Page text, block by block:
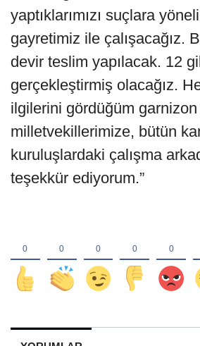
yaptıklarımızı suçlara
gayretimiz ile çalışacağız.
devir teslim yapılacak. 12
gerçekleştirmiş olacağız.
ilgilerini gördüğüm garnizon
milletvekillerimize, bütün
kuruluşlardaki çalışma
teşekkür ediyorum.”